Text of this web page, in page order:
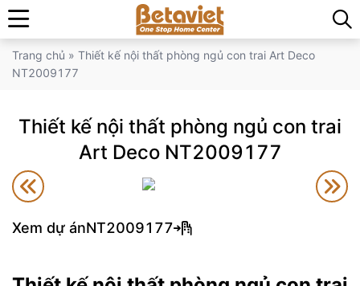
Trang chủ » Thiết kế nội thất phòng ngủ con trai Art Deco
NT2009177
Thiết kế nội thất phòng ngủ con trai
Art Deco NT2009177
Xem dự ánNT2009177